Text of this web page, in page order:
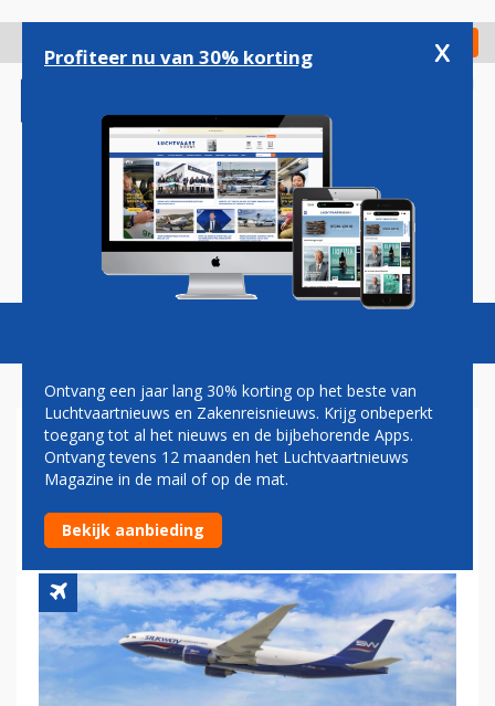
gaan
Check in
Magazine Podcasts Vacatures
SILK WAY WEST AIRLINES
BLIJFT BOEING TROUW EN
BESTELT 777 FREIGHTERS
Profiteer nu van 30% korting x
Ontvang een jaar lang 30% korting op het beste van
Luchtvaartnieuws en Zakenreisnieuws. Krijg onbeperkt
toegang tot al het nieuws en de bijbehorende Apps.
Ontvang tevens 12 maanden het Luchtvaartnieuws
Magazine in de mail of op de mat.
Bekijk aanbieding